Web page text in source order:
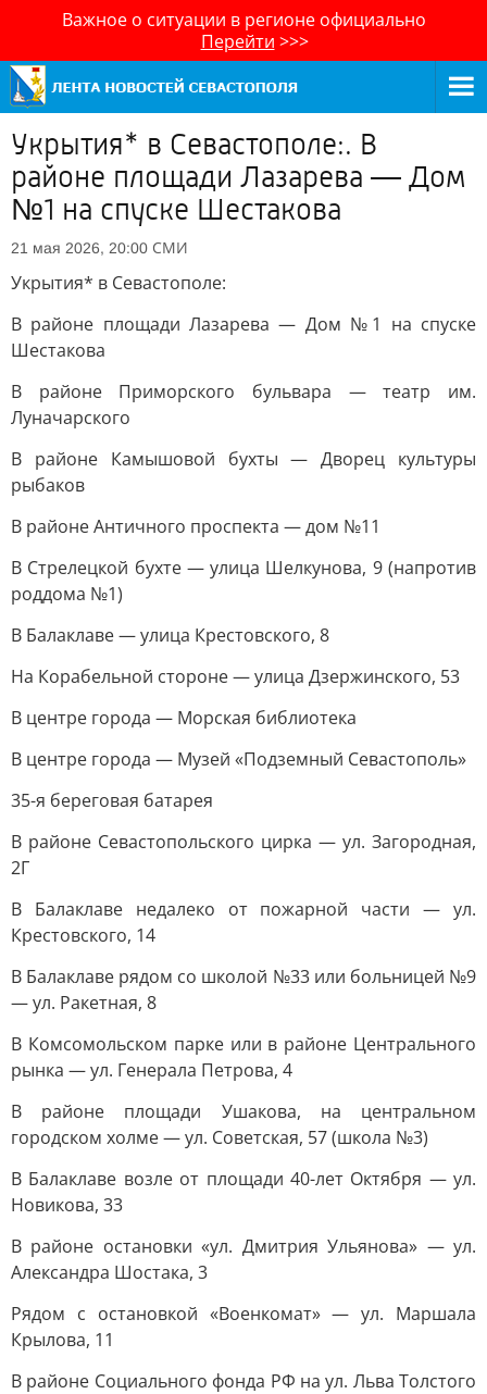
Важное о ситуации в регионе официально
Перейти >>>
Укрытия* в Севастополе:. В
районе площади Лазарева — Дом
№1 на спуске Шестакова
21 мая 2026, 20:00 СМИ
Укрытия* в Севастополе:
В районе площади Лазарева — Дом №1 на спуске
Шестакова
В районе Приморского бульвара — театр им.
Луначарского
В районе Камышовой бухты — Дворец культуры
рыбаков
В районе Античного проспекта — дом №11
В Стрелецкой бухте — улица Шелкунова, 9 (напротив
роддома №1)
В Балаклаве — улица Крестовского, 8
На Корабельной стороне — улица Дзержинского, 53
В центре города — Морская библиотека
В центре города — Музей «Подземный Севастополь»
35-я береговая батарея
В районе Севастопольского цирка — ул. Загородная,
2Г
В Балаклаве недалеко от пожарной части — ул.
Крестовского, 14
В Балаклаве рядом со школой №33 или больницей №9
— ул. Ракетная, 8
В Комсомольском парке или в районе Центрального
рынка — ул. Генерала Петрова, 4
В районе площади Ушакова, на центральном
городском холме — ул. Советская, 57 (школа №3)
В Балаклаве возле от площади 40-лет Октября — ул.
Новикова, 33
В районе остановки «ул. Дмитрия Ульянова» — ул.
Александра Шостака, 3
Рядом с остановкой «Военкомат» — ул. Маршала
Крылова, 11
В районе Социального фонда РФ на ул. Льва Толстого